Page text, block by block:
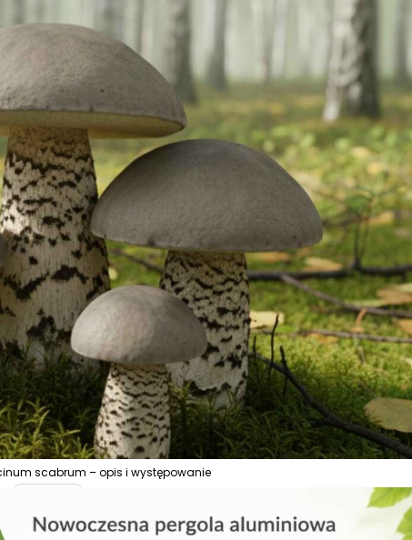
scabrum – opis i występowanie